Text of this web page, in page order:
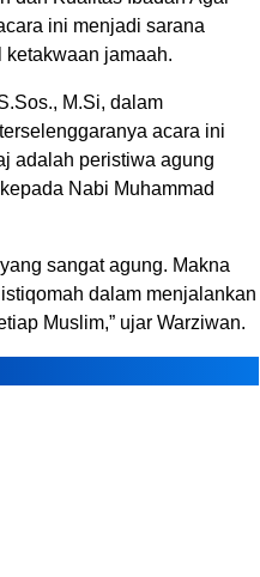
ini menjadi sarana
ketakwaan jamaah.
M.Si, dalam
acara ini
adalah peristiwa agung
Nabi Muhammad
sangat agung. Makna
dalam menjalankan
Muslim,” ujar Warziwan.